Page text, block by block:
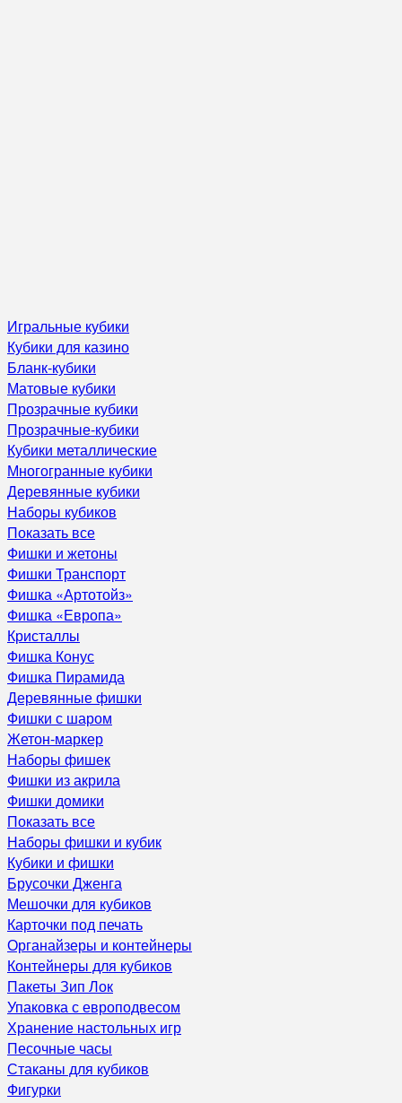
Игральные кубики
Кубики для казино
Бланк-кубики
Матовые кубики
Прозрачные кубики
Прозрачные-кубики
Кубики металлические
Многогранные кубики
Деревянные кубики
Наборы кубиков
Показать все
Фишки и жетоны
Фишки Транспорт
Фишка «Артотойз»
Фишка «Европа»
Кристаллы
Фишка Конус
Фишка Пирамида
Деревянные фишки
Фишки с шаром
Жетон-маркер
Наборы фишек
Фишки из акрила
Фишки домики
Показать все
Наборы фишки и кубик
Кубики и фишки
Брусочки Дженга
Мешочки для кубиков
Карточки под печать
Органайзеры и контейнеры
Контейнеры для кубиков
Пакеты Зип Лок
Упаковка с европодвесом
Хранение настольных игр
Песочные часы
Стаканы для кубиков
Фигурки